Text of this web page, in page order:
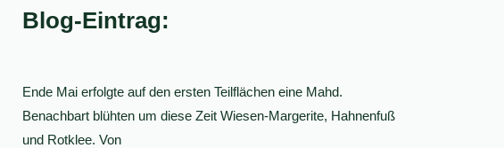
Blog-Eintrag:
Ende Mai erfolgte auf den ersten Teilflächen eine Mahd.
Benachbart blühten um diese Zeit Wiesen-Margerite, Hahnenfuß
und Rotklee. Von